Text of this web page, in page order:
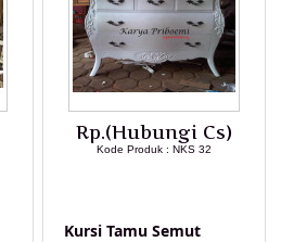
Rp.(Hubungi Cs)
Kode Produk : NKS 32
Kursi Tamu Semut